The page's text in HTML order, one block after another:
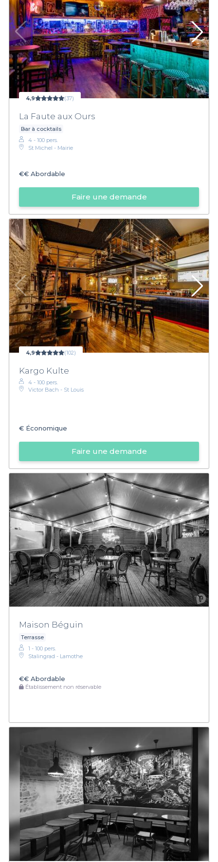
4,9 (37)
La Faute aux Ours
Bar à cocktails
4 - 100 pers.
St Michel - Mairie
€€ Abordable
Faire une demande
4,9 (102)
Kargo Kulte
4 - 100 pers.
Victor Bach - St Louis
€ Économique
Faire une demande
Maison Béguin
Terrasse
1 - 100 pers.
Stalingrad - Lamothe
€€ Abordable
Établissement non réservable